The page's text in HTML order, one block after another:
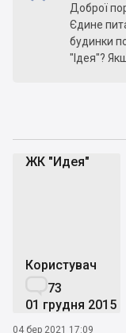
Доброї
Єдине
будинки
"Ідея"?
ЖК "Идея"
Користувач
73
01 грудня 2015
04 бер 2021 17:09